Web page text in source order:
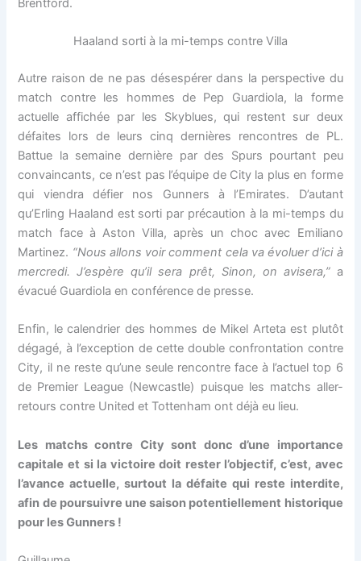
Brentford.
Haaland sorti à la mi-temps contre Villa
Autre raison de ne pas désespérer dans la perspective du
match contre les hommes de Pep Guardiola, la forme
actuelle affichée par les Skyblues, qui restent sur deux
défaites lors de leurs cinq dernières rencontres de PL.
Battue la semaine dernière par des Spurs pourtant peu
convaincants, ce n’est pas l’équipe de City la plus en forme
qui viendra défier nos Gunners à l’Emirates. D’autant
qu’Erling Haaland est sorti par précaution à la mi-temps du
match face à Aston Villa, après un choc avec Emiliano
Martinez. “Nous allons voir comment cela va évoluer d’ici à
mercredi. J’espère qu’il sera prêt, Sinon, on avisera,”a
évacué Guardiola en conférence de presse.
Enfin, le calendrier des hommes de Mikel Arteta est plutôt
dégagé, à l’exception de cette double confrontation contre
City, il ne reste qu’une seule rencontre face à l’actuel top 6
de Premier League (Newcastle) puisque les matchs aller-
retours contre United et Tottenham ont déjà eu lieu.
Les matchs contre City sont donc d’une importance
capitale et si la victoire doit rester l’objectif, c’est, avec
l’avance actuelle, surtout la défaite qui reste interdite,
afin de poursuivre une saison potentiellement historique
pour les Gunners !